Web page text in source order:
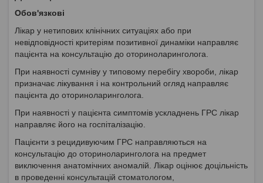
Обов'язкові
Лікар у нетипових клінічних ситуаціях або при
невідповідності критеріям позитивної динаміки направляє
пацієнта на консультацію до оториноларинголога.
При наявності сумніву у типовому перебігу хвороби, лікар
призначає лікування і на контрольний огляд направляє
пацієнта до оториноларинголога.
При наявності у пацієнта симптомів ускладнень ГРС лікар
направляє його на госпіталізацію.
Пацієнти з рецидивуючим ГРС направляються на
консультацію до оториноларинголога на предмет
виключення анатомічних аномалій. Лікар оцінює доцільність
в проведенні консультацій стоматологом,